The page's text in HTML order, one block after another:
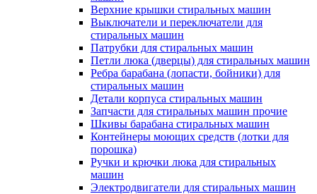
Верхние крышки стиральных машин
Выключатели и переключатели для
стиральных машин
Патрубки для стиральных машин
Петли люка (дверцы) для стиральных машин
Ребра барабана (лопасти, бойники) для
стиральных машин
Детали корпуса стиральных машин
Запчасти для стиральных машин прочие
Шкивы барабана стиральных машин
Контейнеры моющих средств (лотки для
порошка)
Ручки и крючки люка для стиральных
машин
Электродвигатели для стиральных машин